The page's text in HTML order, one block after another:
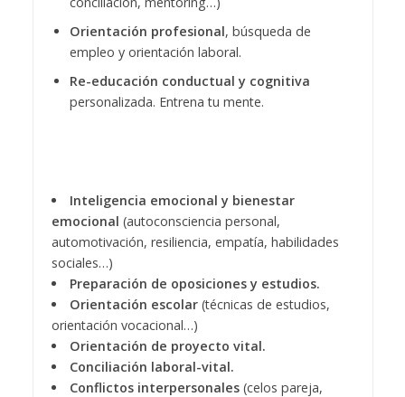
Orientación profesional, búsqueda de
empleo y orientación laboral.
Re-educación conductual y cognitiva
personalizada. Entrena tu mente.
Inteligencia emocional y bienestar
emocional (autoconsciencia personal,
automotivación, resiliencia, empatía, habilidades
sociales…)
Preparación de oposiciones y estudios.
Orientación escolar(técnicas de estudios,
orientación vocacional…)
Orientación de proyecto vital.
Conciliación laboral-vital.
Conflictos interpersonales(celos pareja,